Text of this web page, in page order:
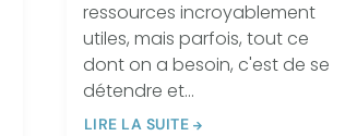
ressources incroyablement
utiles, mais parfois, tout ce
dont on a besoin, c'est de se
détendre et...
LIRE LA SUITE